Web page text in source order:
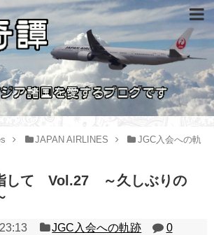
JAPAN AIRLINES
JGC入会への軌
して Vol.27 ～久しぶりの
JGC入会への軌跡 0